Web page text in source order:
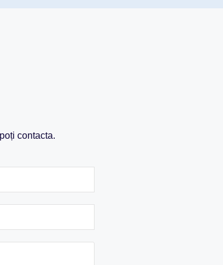
contacta.